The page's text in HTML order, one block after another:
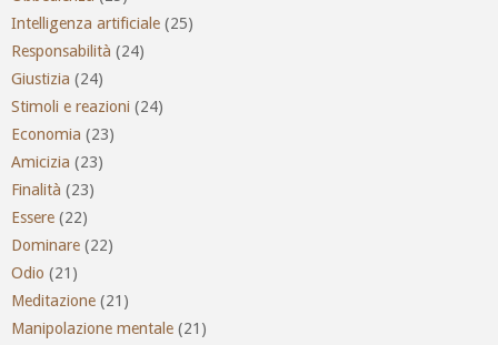
Intelligenza artificiale (25)
Responsabilità (24)
Giustizia (24)
Stimoli e reazioni (24)
Economia (23)
Amicizia (23)
Finalità (23)
Essere (22)
Dominare (22)
Odio (21)
Meditazione (21)
Manipolazione mentale (21)